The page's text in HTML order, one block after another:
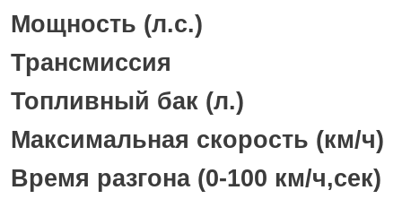
Мощность (л.с.)
Трансмиссия
Топливный бак (л.)
Максимальная скорость (км/ч)
Время разгона (0-100 км/ч,сек)